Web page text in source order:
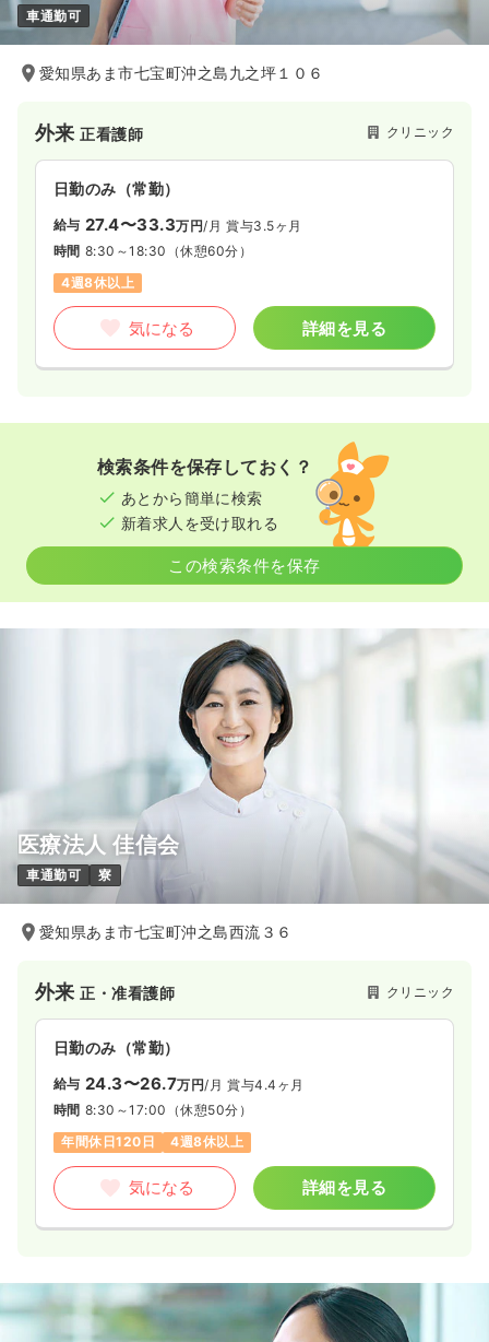
車通勤可
愛知県あま市七宝町沖之島九之坪１０６
外来正看護師 クリニック
日勤のみ（常勤）
給与 27.4〜33.3万円/月 賞与3.5ヶ月
時間 8:30～18:30 （休憩60分）
4週8休以上
気になる 詳細を見る
検索条件を保存しておく？
あとから簡単に検索
新着求人を受け取れる
この検索条件を保存
医療法人 佳信会
車通勤可 寮
愛知県あま市七宝町沖之島西流３６
外来正・准看護師 クリニック
日勤のみ（常勤）
給与 24.3〜26.7万円/月 賞与4.4ヶ月
時間 8:30～17:00 （休憩50分）
年間休日120日
4週8休以上
気になる 詳細を見る